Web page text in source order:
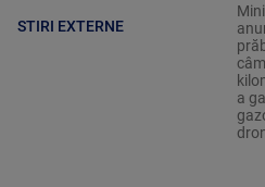
STIRI EXTERNE
a